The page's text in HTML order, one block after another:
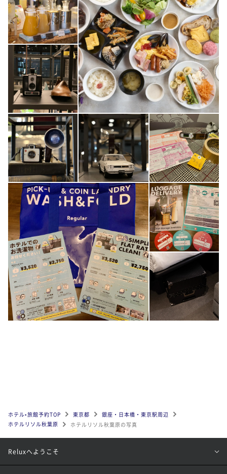
ホテル•旅館予約TOP 東京都
銀座・日本橋・東京駅周辺
ホテルリソル秋葉原
ホテルリソル秋葉原の写真
Reluxへようこそ